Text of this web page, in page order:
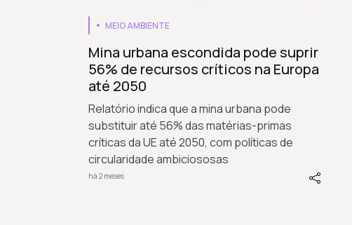
MEIO AMBIENTE
Mina urbana escondida pode suprir
56% de recursos críticos na Europa
até 2050
Relatório indica que a mina urbana pode
substituir até 56% das matérias-primas
críticas da UE até 2050, com políticas de
circularidade ambiciososas
há 2 meses